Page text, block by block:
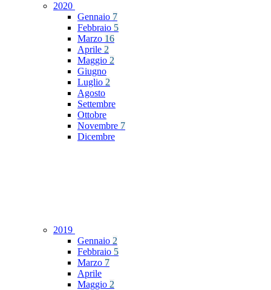
2020
Gennaio 7
Febbraio 5
Marzo 16
Aprile 2
Maggio 2
Giugno
Luglio 2
Agosto
Settembre
Ottobre
Novembre 7
Dicembre
2019
Gennaio 2
Febbraio 5
Marzo 7
Aprile
Maggio 2